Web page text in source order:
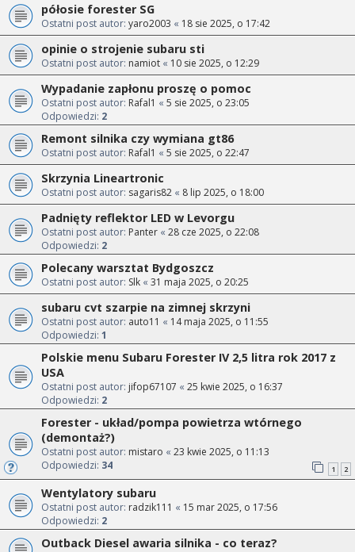
półosie forester SG
Ostatni post autor: yaro2003 « 18 sie 2025, o 17:42
opinie o strojenie subaru sti
Ostatni post autor: namiot « 10 sie 2025, o 12:29
Wypadanie zapłonu proszę o pomoc
Ostatni post autor: Rafal1 « 5 sie 2025, o 23:05
Odpowiedzi: 2
Remont silnika czy wymiana gt86
Ostatni post autor: Rafal1 « 5 sie 2025, o 22:47
Skrzynia Lineartronic
Ostatni post autor: sagaris82 « 8 lip 2025, o 18:00
Padnięty reflektor LED w Levorgu
Ostatni post autor: Panter « 28 cze 2025, o 22:08
Odpowiedzi: 2
Polecany warsztat Bydgoszcz
Ostatni post autor: Slk « 31 maja 2025, o 20:25
subaru cvt szarpie na zimnej skrzyni
Ostatni post autor: auto11 « 14 maja 2025, o 11:55
Odpowiedzi: 1
Polskie menu Subaru Forester IV 2,5 litra rok 2017 z
USA
Ostatni post autor: jifop67107 « 25 kwie 2025, o 16:37
Odpowiedzi: 2
Forester - układ/pompa powietrza wtórnego
(demontaż?)
Ostatni post autor: mistaro « 23 kwie 2025, o 11:13
Odpowiedzi: 34 1 2
Wentylatory subaru
Ostatni post autor: radzik111 « 15 mar 2025, o 17:56
Odpowiedzi: 2
Outback Diesel awaria silnika - co teraz?